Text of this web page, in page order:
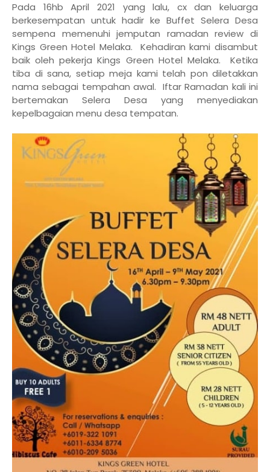
Pada 16hb April 2021 yang lalu, cx dan keluarga
berkesempatan untuk hadir ke Buffet Selera Desa
sempena memenuhi jemputan ramadan review di
Kings Green Hotel Melaka. Kehadiran kami disambut
baik oleh pekerja Kings Green Hotel Melaka. Ketika
tiba di sana, setiap meja kami telah pon diletakkan
nama sebagai tempahan awal. Iftar Ramadan kali ini
bertemakan Selera Desa yang menyediakan
kepelbagaian menu desa tempatan.